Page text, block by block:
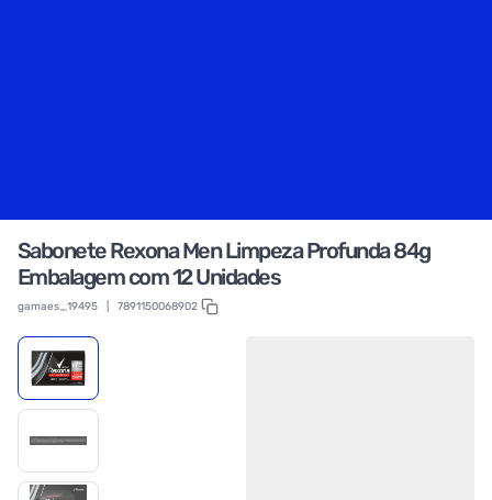
Sabonete Rexona Men Limpeza Profunda 84g
Embalagem com 12 Unidades
gamaes_19495 7891150068902